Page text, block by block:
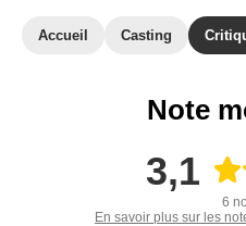
Accueil Casting
Note
3,1
6
En savoir plus sur les